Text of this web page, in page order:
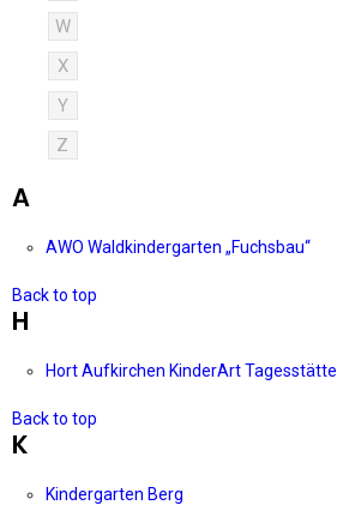
W
X
Y
Z
A
AWO Waldkindergarten „Fuchsbau“
Back to top
H
Hort Aufkirchen KinderArt Tagesstätte
Back to top
K
Kindergarten Berg